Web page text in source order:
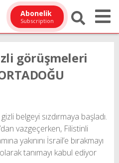
Abonelik
Subscription
görüşmeleri
belgeyi sızdırmaya başladı.
vazgeçerken, Filistinli
yakınını İsrail’e bırakmayı
tanımayı kabul ediyor